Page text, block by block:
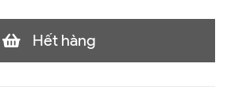
Hết hàng